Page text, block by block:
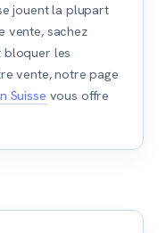
jouent la plupart
vente, sachez
bloquer les
vente, notre page
Suisse vous offre